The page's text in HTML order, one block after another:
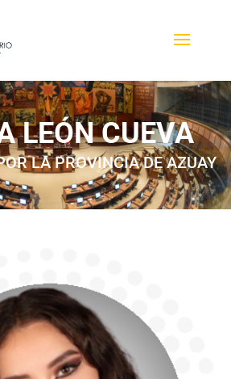
LEÓN CUEVA
LA PROVINCIA DE AZUAY